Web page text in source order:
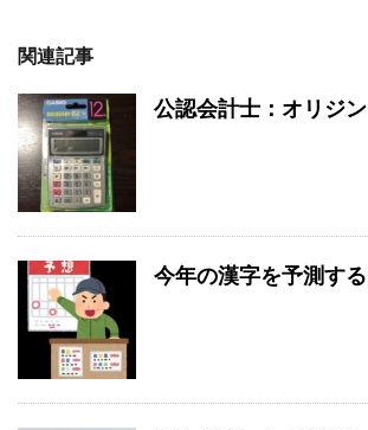
関連記事
公認会計士：オリジン
今年の漢字を予測する